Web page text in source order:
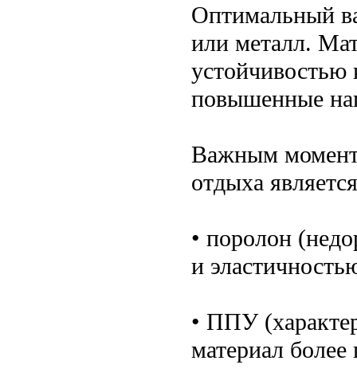
Оптимальный
или металл.
устойчивостью
повышенные
Важным
отдыха
• поролон
и
• ППУ
материал